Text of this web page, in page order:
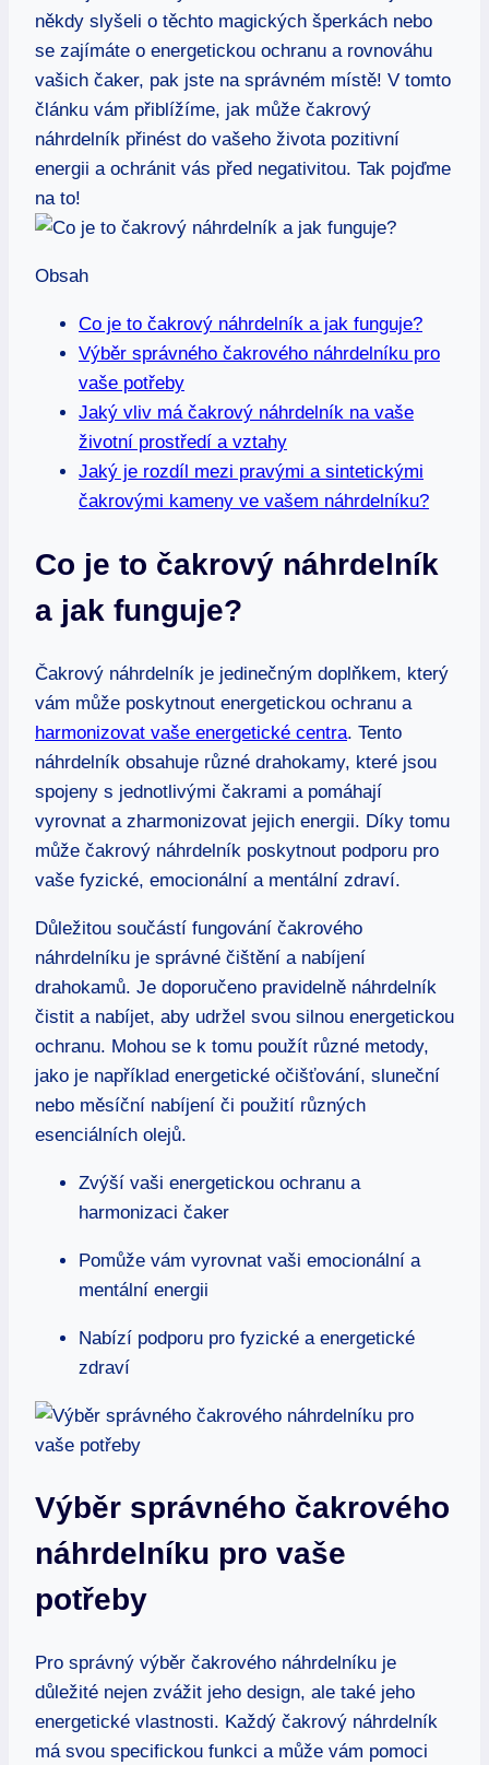
někdy slyšeli o těchto magických šperkách nebo
se zajímáte o energetickou ochranu a rovnováhu
vašich čaker, pak jste na správném místě! V tomto
článku vám přiblížíme, jak může čakrový
náhrdelník přinést do vašeho života pozitivní
energii a ochránit vás před negativitou. Tak pojďme
na to!
Obsah
Co je to čakrový náhrdelník a jak funguje?
Výběr správného čakrového náhrdelníku pro
vaše potřeby
Jaký vliv má čakrový náhrdelník na vaše
životní prostředí a vztahy
Jaký je rozdíl mezi pravými a sintetickými
čakrovými kameny ve vašem náhrdelníku?
Co je to čakrový náhrdelník
a jak funguje?
Čakrový náhrdelník je jedinečným doplňkem, který
vám může poskytnout energetickou ochranu a
harmonizovat vaše energetické centra. Tento
náhrdelník obsahuje různé drahokamy, které jsou
spojeny s jednotlivými čakrami a pomáhají
vyrovnat a zharmonizovat jejich energii. Díky tomu
může čakrový náhrdelník poskytnout podporu pro
vaše fyzické, emocionální a mentální zdraví.
Důležitou součástí fungování čakrového
náhrdelníku je správné čištění a nabíjení
drahokamů. Je doporučeno pravidelně náhrdelník
čistit a nabíjet, aby udržel svou silnou energetickou
ochranu. Mohou se k tomu použít různé metody,
jako je například energetické očišťování, sluneční
nebo měsíční nabíjení či použití různých
esenciálních olejů.
Zvýší vaši energetickou ochranu a
harmonizaci čaker
Pomůže vám vyrovnat vaši emocionální a
mentální energii
Nabízí podporu pro fyzické a energetické
zdraví
Výběr správného čakrového
náhrdelníku pro vaše
potřeby
Pro správný výběr čakrového náhrdelníku je
důležité nejen zvážit jeho design, ale také jeho
energetické vlastnosti. Každý čakrový náhrdelník
má svou specifickou funkci a může vám pomoci